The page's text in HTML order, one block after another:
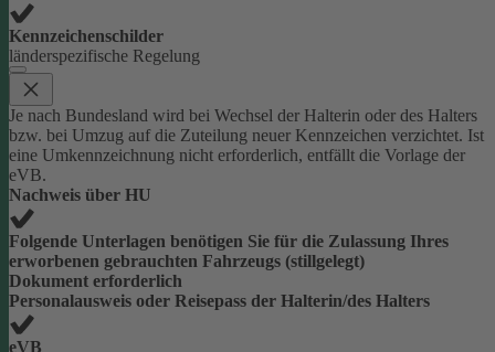
Kennzeichenschilder
länderspezifische Regelung
Je nach Bundesland wird bei Wechsel der Halterin oder des Halters
bzw. bei Umzug auf die Zuteilung neuer Kennzeichen verzichtet. Ist
eine Umkennzeichnung nicht erforderlich, entfällt die Vorlage der
eVB.
Nachweis über HU
Folgende Unterlagen benötigen Sie für die Zulassung Ihres
erworbenen gebrauchten Fahrzeugs (stillgelegt)
Dokument erforderlich
Personalausweis oder Reisepass der Halterin/des Halters
eVB